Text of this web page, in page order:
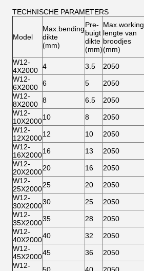
TECHNISCHE PARAMETERS
Model
Max.bending
dikte
(mm)
Pre-
buigt
dikte
(mm)
Max.working
lengte van
broodjes
(mm)
W12-
4X2000 4 3.5 2050
W12-
6X2000 6 5 2050
W12-
8X2000 8 6.5 2050
W12-
10X200010 8 2050
W12-
12X200012 10 2050
W12-
16X200016 13 2050
W12-
20X200020 16 2050
W12-
25X200025 20 2050
W12-
30X200030 25 2050
W12-
35X200035 28 2050
W12-
40X200040 32 2050
W12-
45X200045 36 2050
W12-